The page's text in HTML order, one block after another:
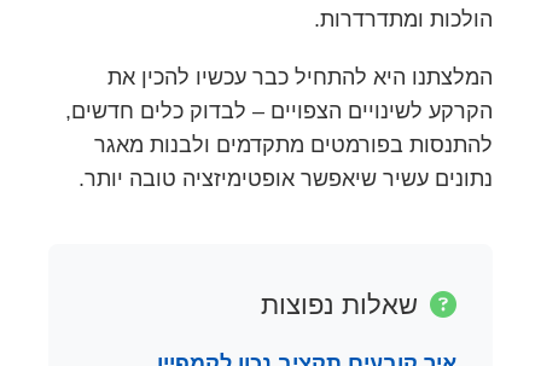
הולכות ומתדרדרות.
המלצתנו היא להתחיל כבר עכשיו להכין את
הקרקע לשינויים הצפויים – לבדוק כלים חדשים,
להתנסות בפורמטים מתקדמים ולבנות מאגר
נתונים עשיר שיאפשר אופטימיזציה טובה יותר.
שאלות נפוצות